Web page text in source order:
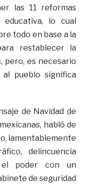
las 11 reformas
lo cual
todo en base a la
restablecer la
pero, es necesario
pueblo significa
de Navidad de
habló de
lamentablemente
delincuencia
el poder con un
de seguridad